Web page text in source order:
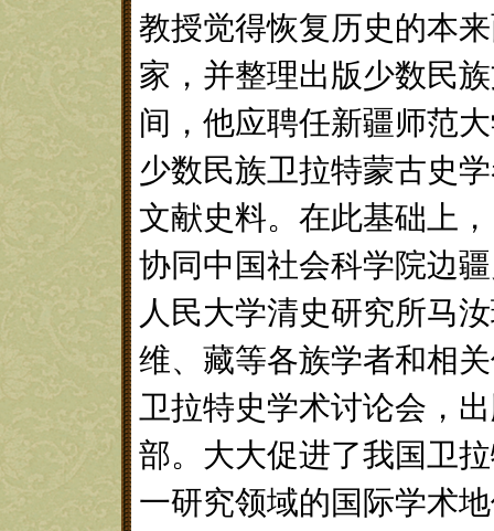
教授觉得恢复历史的本
家，并整理出版少数民
间，他应聘任新疆师范
少数民族卫拉特蒙古史
文献史料。在此基础上
协同中国社会科学院边
人民大学清史研究所马
维、藏等各族学者和相
卫拉特史学术讨论会，
部。大大促进了我国卫
一研究领域的国际学术